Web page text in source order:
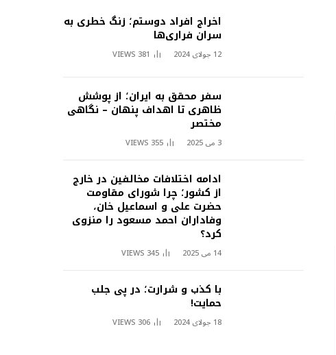
اخراج افراد دوستم؛ زنگ خطری به
سران فراری‌ها
12 جولای 2024 381
VIEWS
سفر محقق به ایران؛ از پوشش
ظاهری تا اهداف پنهان – نگاهی
مختصر
3 می 2025 355
VIEWS
ادامه اختلافات مخالفین در خارج
از کشور؛ چرا شورای مقاومت
حضرت علی و اسماعیل خان،
وفاداران احمد مسعود را منزوی
کرد؟
14 می 2025 345
VIEWS
با کذب و شرارت؛ در پی جلب
حمایت!
18 جولای 2024 306
VIEWS